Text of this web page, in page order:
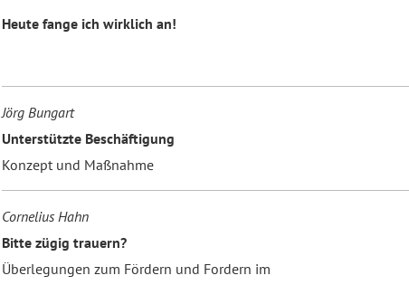
Heute fange ich wirklich an!
Jörg Bungart
Unterstützte Beschäftigung
Konzept und Maßnahme
Cornelius Hahn
Bitte zügig trauern?
Überlegungen zum Fördern und Fordern im